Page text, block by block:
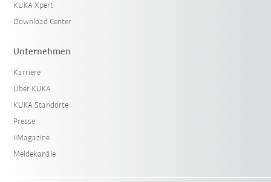
KUKA Xpert
Download Center
Unternehmen
Karriere
Über KUKA
KUKA Standorte
Presse
iiMagazine
Meldekanäle